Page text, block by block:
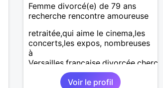
Femme divorcé(e) de 79 ans
recherche rencontre amoureuse
retraitée,qui aime le cinema,les
concerts,les expos, nombreuses
à
Versailles.française,divorcée,cherche
Amitié,et peut etre un
Compagnon.Voir le profil